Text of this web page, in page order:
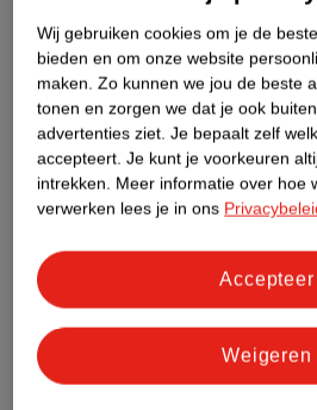
Etiketinformatie
Nature Impact Score
Dit product
Impact Score.
Meer informatie
Bestel & Bezorginformatie
Bekijk ook
Wij gebruiken cookies om je de
bieden en om onze website
maken. Zo kunnen we jou de beste
tonen en zorgen we dat je ook
advertenties ziet. Je bepaalt zelf
accepteert. Je kunt je voorkeuren
intrekken. Meer informatie over hoe
verwerken lees je in ons
Weigeren
Accepteer